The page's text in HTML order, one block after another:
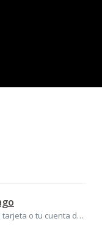
Para poder cambiar el número de tu tarjeta o tu cuenta de PayPal, primero deberás acceder a tu cuenta. Allí encontrarás tu método de pago actual. Para pod...